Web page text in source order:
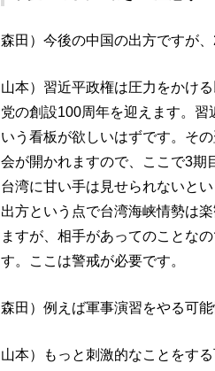
森田）今後の中国の出方ですが
山本）習近平政権は圧力をかけ
党の創設100周年を迎えます。
いう看板が欲しいはずです。そ
会が開かれますので、ここで3期
台湾に甘い手は見せられないと
出方という点で台湾海峡情勢は
ますが、相手があってのことな
す。ここは警戒が必要です。
森田）例えば軍事演習をやる可
山本）もっと刺激的なことをする